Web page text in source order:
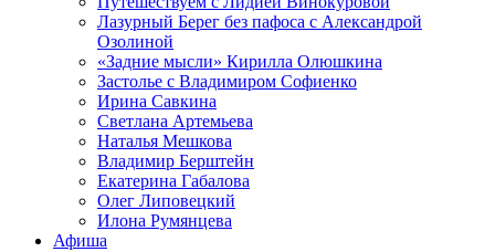
Лазурный Берег без пафоса с Александрой
Озолиной
«Задние мысли» Кирилла Олюшкина
Застолье с Владимиром Софиенко
Ирина Савкина
Светлана Артемьева
Наталья Мешкова
Владимир Берштейн
Екатерина Габалова
Олег Липовецкий
Илона Румянцева
Афиша